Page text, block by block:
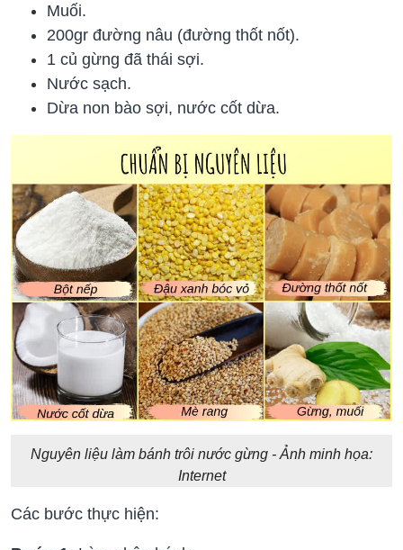
Muối.
200gr đường nâu (đường thốt nốt).
1 củ gừng đã thái sợi.
Nước sạch.
Dừa non bào sợi, nước cốt dừa.
Nguyên liệu làm bánh trôi nước gừng - Ảnh minh họa:
Internet
Các bước thực hiện: